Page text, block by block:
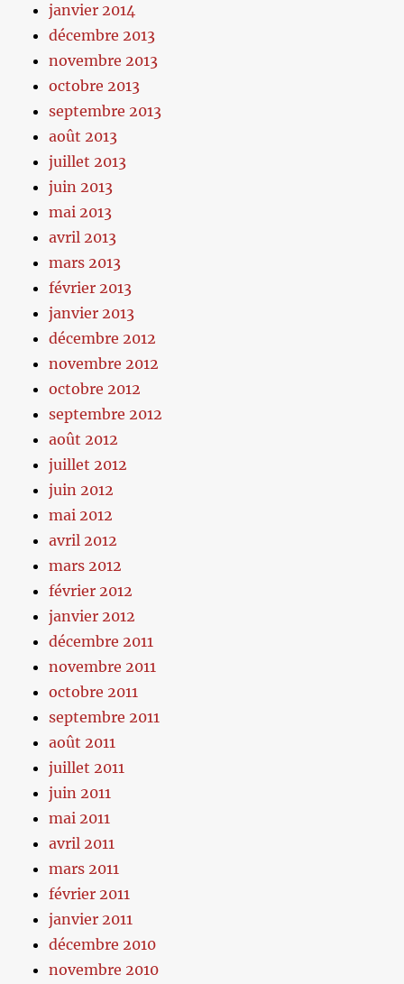
janvier 2014
décembre 2013
novembre 2013
octobre 2013
septembre 2013
août 2013
juillet 2013
juin 2013
mai 2013
avril 2013
mars 2013
février 2013
janvier 2013
décembre 2012
novembre 2012
octobre 2012
septembre 2012
août 2012
juillet 2012
juin 2012
mai 2012
avril 2012
mars 2012
février 2012
janvier 2012
décembre 2011
novembre 2011
octobre 2011
septembre 2011
août 2011
juillet 2011
juin 2011
mai 2011
avril 2011
mars 2011
février 2011
janvier 2011
décembre 2010
novembre 2010